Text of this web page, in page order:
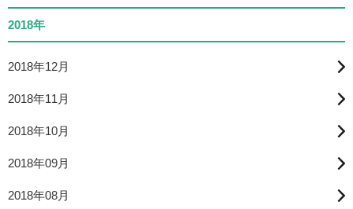
2018年
2018年12月
2018年11月
2018年10月
2018年09月
2018年08月